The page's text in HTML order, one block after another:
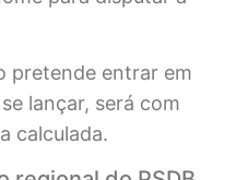
pretende entrar em
lançar, será com
calculada.